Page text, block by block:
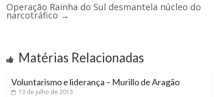
Operação Rainha do Sul desmantela núcleo do
narcotráfico →
Matérias Relacionadas
Voluntarismo e liderança – Murillo de Aragão
13 de julho de 2013